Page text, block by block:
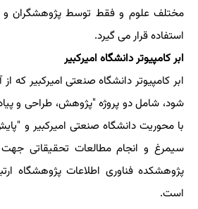
مختلف علوم و فقط توسط پژوهشگران
استفاده قرار می گیرد.
ابر کامپیوتر دانشگاه امیرکبیر
ابر کامپیوتر دانشگاه صنعتی امیرکبیر که
شود، شامل دو پروژه "پژوهش، طراحی و
با محوریت دانشگاه صنعتی امیرکبیر و
سیمرغ و انجام مطالعات تحقیقاتی
پژوهشکده فناوری اطلاعات پژوهشگاه
است.